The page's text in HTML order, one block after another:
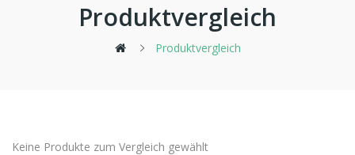
Produktvergleich
Produktvergleich
Keine Produkte zum Vergleich gewählt